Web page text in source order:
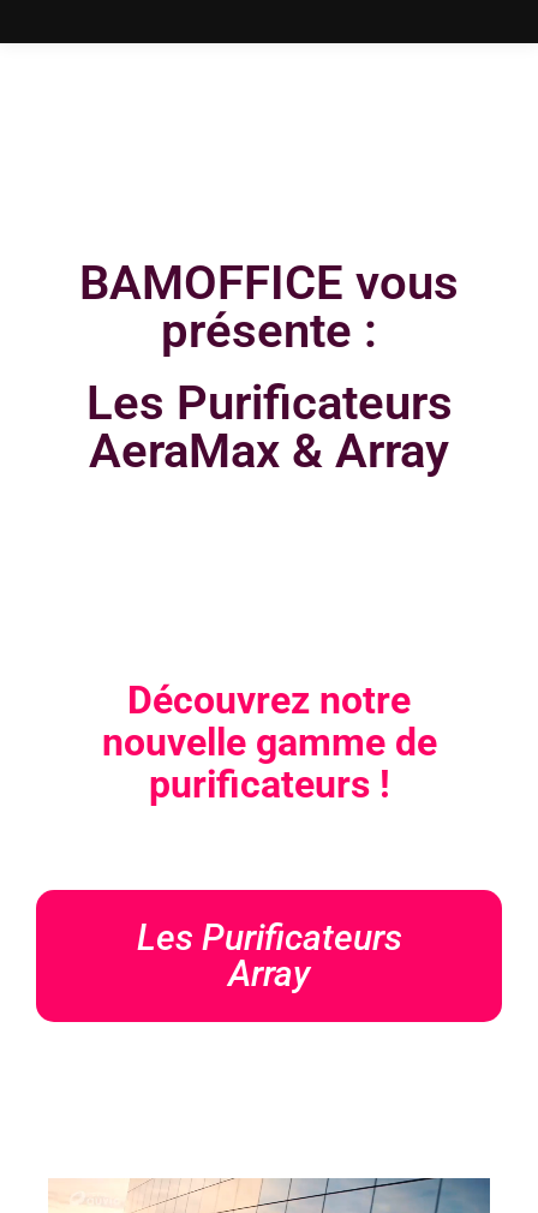
BAMOFFICE vous
présente :
Les Purificateurs
AeraMax & Array
Découvrez notre
nouvelle gamme de
purificateurs !
Les Purificateurs
Array